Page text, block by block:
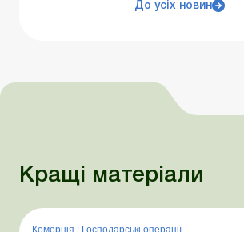
До усіх новин
Кращі матеріали